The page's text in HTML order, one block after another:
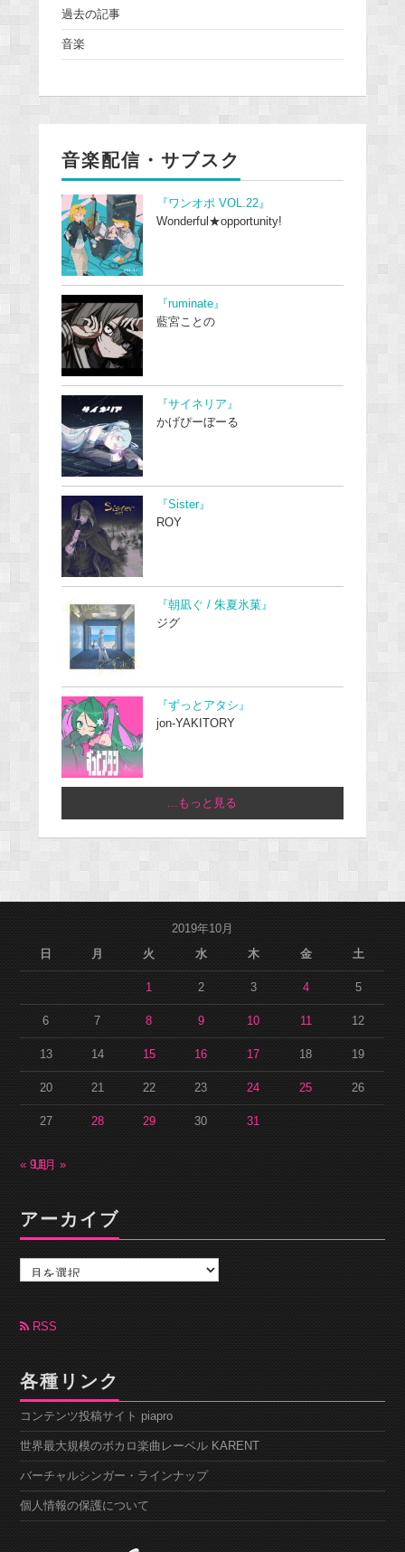
過去の記事
音楽
音楽配信・サブスク
『ワンオポ VOL.22』
Wonderful★opportunity!
『ruminate』
藍宮ことの
『サイネリア』
かげぴーぼーる
『Sister』
ROY
『朝凪ぐ / 朱夏氷菓』
ジグ
『ずっとアタシ』
jon-YAKITORY
...もっと見る
2019年10月
日
月 火 水 木 金 土
1 2 3 4 5
6 7 8 9 10 11 12
13 14 15 16 17 18 19
20 21 22 23 24 25 26
27 28 29 30 31
« 9月
11月 »
アーカイブ
カ
ブ RSS
各種リンク
コンテンツ投稿サイト piapro
世界最大規模のボカロ楽曲レーベル KARENT
バーチャルシンガー・ラインナップ
個人情報の保護について